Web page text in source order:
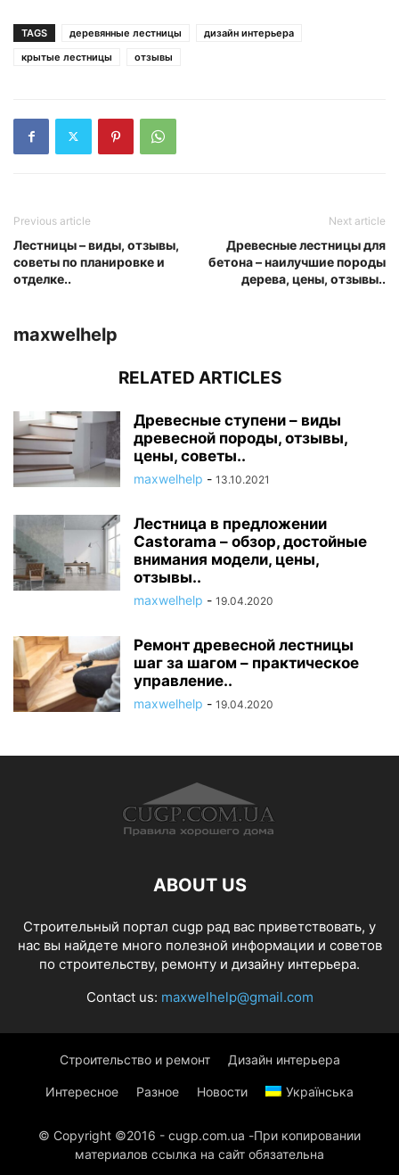
TAGS деревянные лестницы
дизайн интерьера
крытые лестницы
отзывы
Previous article
Лестницы – виды, отзывы,
советы по планировке и
отделке..
Next article
Древесные лестницы для
бетона – наилучшие породы
дерева, цены, отзывы..
maxwelhelp
RELATED ARTICLES
Древесные ступени – виды
древесной породы, отзывы,
цены, советы..
maxwelhelp - 13.10.2021
Лестница в предложении
Castorama – обзор, достойные
внимания модели, цены,
отзывы..
maxwelhelp - 19.04.2020
Ремонт древесной лестницы
шаг за шагом – практическое
управление..
maxwelhelp - 19.04.2020
ABOUT US
Строительный портал cugp рад вас приветствовать, у
нас вы найдете много полезной информации и советов
по строительству, ремонту и дизайну интерьера.
Contact us: maxwelhelp@gmail.com
Строительство и ремонт Дизайн интерьера
Интересное Разное Новости Українська
© Copyright ©2016 - cugp.com.ua -При копировании
материалов ссылка на сайт обязательна